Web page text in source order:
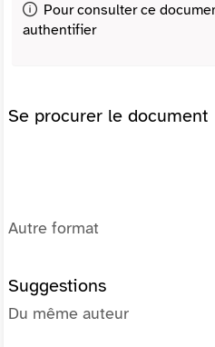
Pour consulter ce
authentifier
Se procurer le document
Autre format
Suggestions
Du même auteur